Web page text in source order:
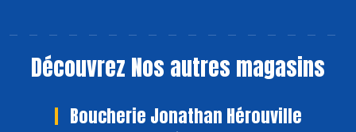
Découvrez Nos autres magasins
Boucherie Jonathan Hérouville